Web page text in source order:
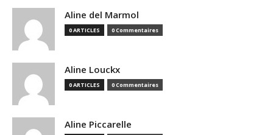
Aline del Marmol
0 ARTICLES 0 Commentaires
Aline Louckx
0 ARTICLES 0 Commentaires
Aline Piccarelle